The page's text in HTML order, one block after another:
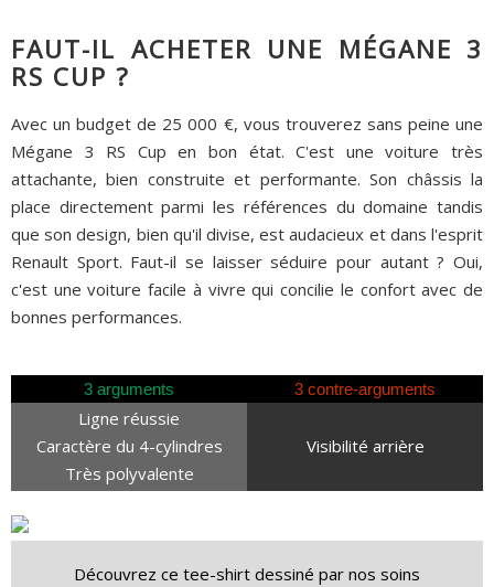
FAUT-IL ACHETER UNE MÉGANE 3
RS CUP ?
Avec un budget de 25 000 €, vous trouverez sans peine une
Mégane 3 RS Cup en bon état. C'est une voiture très
attachante, bien construite et performante. Son châssis la
place directement parmi les références du domaine tandis
que son design, bien qu'il divise, est audacieux et dans l'esprit
Renault Sport. Faut-il se laisser séduire pour autant ? Oui,
c'est une voiture facile à vivre qui concilie le confort avec de
bonnes performances.
3 arguments 3 contre-arguments
Ligne réussie
Caractère du 4-cylindres
Très polyvalente
Visibilité arrière
Découvrez ce tee-shirt dessiné par nos soins